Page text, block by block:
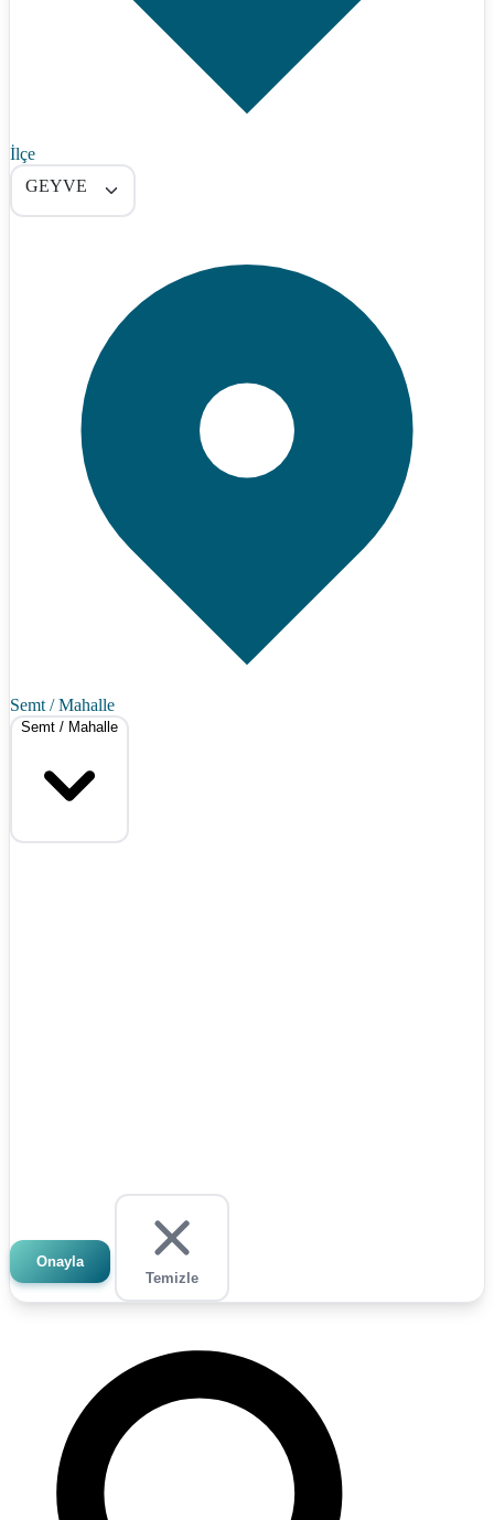
İlçe
GEYVE
Semt / Mahalle
Semt / Mahalle
Onayla
Temizle